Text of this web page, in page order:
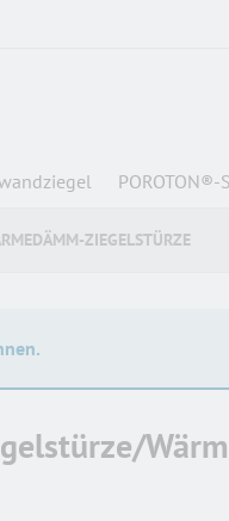
ZIEGELSTÜRZE